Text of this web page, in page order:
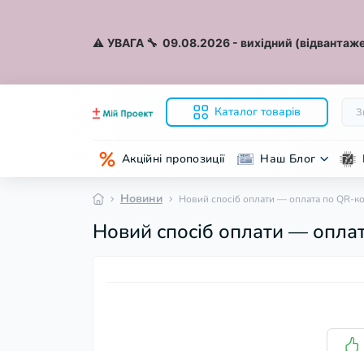
⚠️ УВАГА 🔧 09.08.2026 - вихідний
Каталог товарів
Акційні пропозиції Наш Блог
Новини Новий спосіб оплати — оплата по QR-
Новий спосіб оплати —